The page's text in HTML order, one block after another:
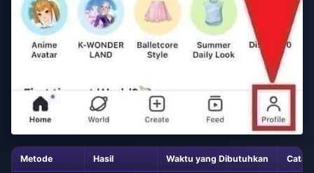
Metode Hasil Waktu yang Dibutuhkan